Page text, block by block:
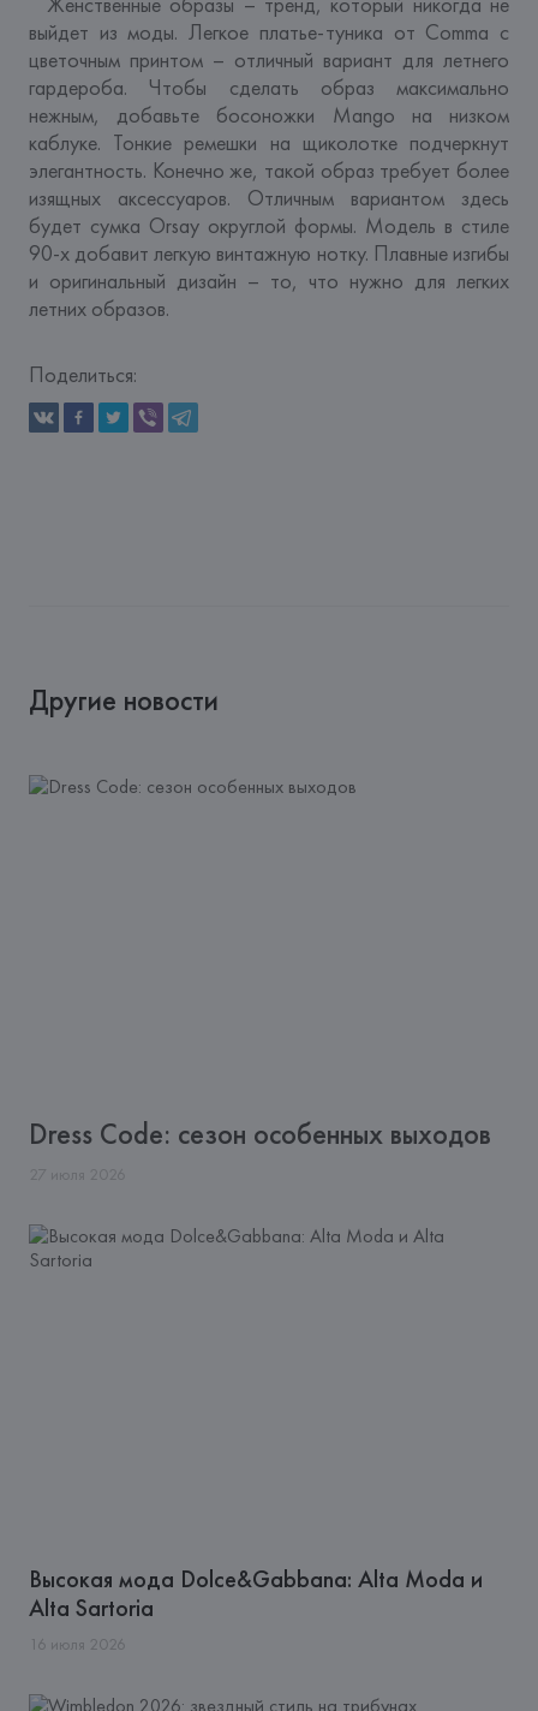
выйдет из моды. Легкое платье-туника от Comma с
цветочным принтом – отличный вариант для летнего
гардероба. Чтобы сделать образ максимально
нежным, добавьте босоножки Mango на низком
каблуке. Тонкие ремешки на щиколотке подчеркнут
элегантность. Конечно же, такой образ требует более
изящных аксессуаров. Отличным вариантом здесь
будет сумка Orsay округлой формы. Модель в стиле
90-х добавит легкую винтажную нотку. Плавные изгибы
и оригинальный дизайн – то, что нужно для легких
летних образов.
Поделиться:
Другие новости
Dress Code: сезон особенных выходов
27 июля 2026
Высокая мода Dolce&Gabbana: Alta Moda и
Alta Sartoria
16 июля 2026